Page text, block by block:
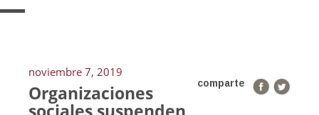
noviembre 7, 2019
comparte
Organizaciones